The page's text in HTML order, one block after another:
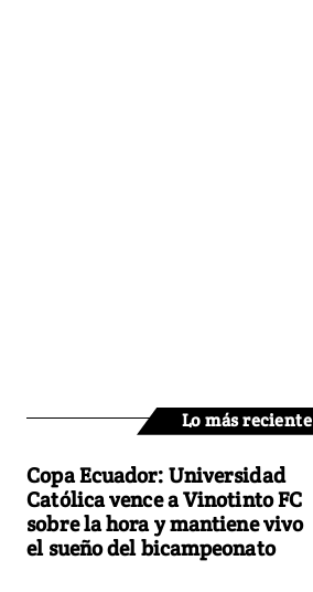
Lo más reciente
Copa Ecuador: Universidad
Católica vence a Vinotinto FC
sobre la hora y mantiene vivo
el sueño del bicampeonato